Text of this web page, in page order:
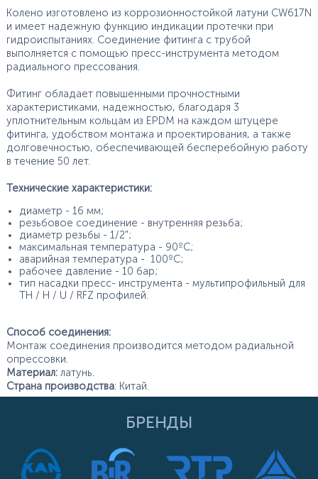
Колено изготовлено из коррозионностойкой латуни CW617N
и имеет надежную функцию индикации протечки при
гидроиспытаниях. Соединение фитинга с трубой
выполняется с помощью пресс-инструмента методом
радиального прессования.
Фитинг обладает повышенными прочностными
характеристиками, надежностью, благодаря 3
уплотнительным кольцам из EPDM на каждом штуцере
фитинга, удобством монтажа и проектирования, а также
долговечностью, обеспечивающей бесперебойную работу
в течение 50 лет.
Технические характеристики:
диаметр - 16 мм;
резьбовое соединение - внутренняя резьба;
диаметр резьбы - 1/2";
максимальная температура - 90ºС;
аварийная температура - 100ºС;
рабочее давление - 10 бар;
тип насадки пресс- инструмента - мультипрофильный для
TH / H / U / RFZ профилей.
Способ соединения:
Монтаж соединения производится методом радиальной
опрессовки.
Материал:латунь.
Страна производства: Китай.
БРЕНДЫ